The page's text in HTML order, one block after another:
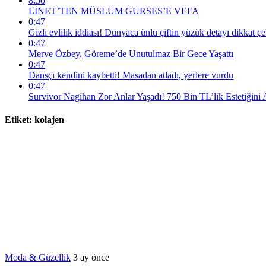
LİNET’TEN MÜSLÜM GÜRSES’E VEFA
0:47
Gizli evlilik iddiası! Dünyaca ünlü çiftin yüzük detayı dikkat
0:47
Merve Özbey, Göreme’de Unutulmaz Bir Gece Yaşattı
0:47
Dansçı kendini kaybetti! Masadan atladı, yerlere vurdu
0:47
Survivor Nagihan Zor Anlar Yaşadı! 750 Bin TL’lik Estetiğini
Etiket: kolajen
Moda & Güzellik 3 ay önce